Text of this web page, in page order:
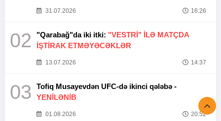
31.07.2026 16:26
02 "Qarabağ"da iki itki: "VESTRİ" İLƏ MATÇDA
İŞTİRAK ETMƏYƏCƏKLƏR
13.07.2026 14:37
03
Tofiq Musayevdən UFC-də ikinci qələbə -
YENİLƏNİB
01.08.2026 20:52